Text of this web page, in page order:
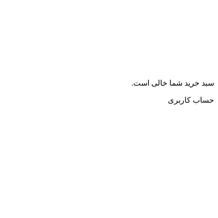
سبد خرید شما خالی است.
حساب کاربری